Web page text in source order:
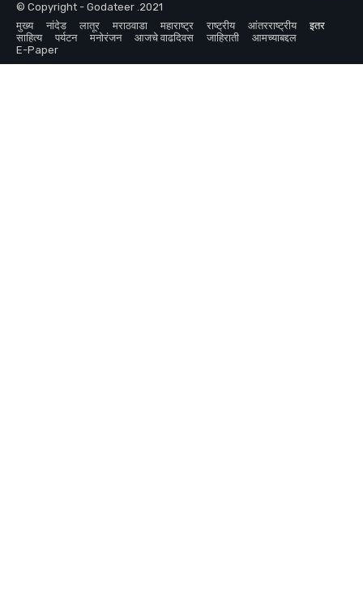
© Copyright - Godateer .2021
मुख्य
नांदेड लातूर मराठवाडा महाराष्ट्र राष्ट्रीय आंतरराष्ट्रीय
इतर
साहित्य
पर्यटन मनोरंजन आजचे वाढदिवस जाहिराती
आमच्याबद्दल
E-Paper